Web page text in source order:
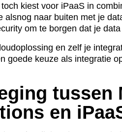
kiest voor iPaaS in
alsnog naar buiten met je
om te borgen dat je
en zelf je
goede keuze als integratie
tussen
en